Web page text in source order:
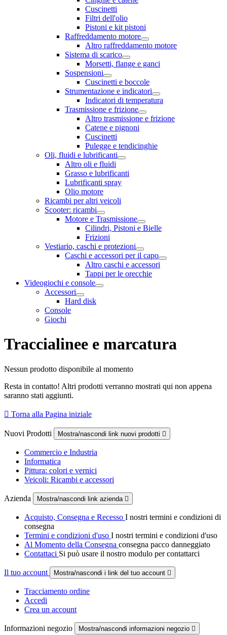
Cuscinetti
Filtri dell'olio
Pistoni e kit pistoni
Raffreddamento motore
Altro raffreddamento motore
Sistema di scarico
Morsetti, flange e ganci
Sospensioni
Cuscinetti e boccole
Strumentazione e indicatori
Indicatori di temperatura
Trasmissione e frizione
Altro trasmissione e frizione
Catene e pignoni
Cuscinetti
Pulegge e tendicinghie
Oli, fluidi e lubrificanti
Altro oli e fluidi
Grasso e lubrificanti
Lubrificanti spray
Olio motore
Ricambi per altri veicoli
Scooter: ricambi
Motore e Trasmissione
Cilindri, Pistoni e Bielle
Frizioni
Vestiario, caschi e protezioni
Caschi e accessori per il capo
Altro caschi e accessori
Tappi per le orecchie
Videogiochi e console
Accessori
Hard disk
Console
Giochi
Traccialinee e marcatura
Nessun prodotto disponibile al momento
Resta in contatto! Altri prodotti verranno mostrati qui non appena
saranno stati aggiunti.
 Torna alla Pagina iniziale
Nuovi Prodotti Mostra/nascondi link nuovi prodotti 
Commercio e Industria
Informatica
Pittura: colori e vernici
Veicoli: Ricambi e accessori
Azienda Mostra/nascondi link azienda 
Acquisto, Consegna e Recesso I nostri termini e condizioni di
consegna
Termini e condizioni d'uso I nostri termini e condizioni d'uso
Al Momento della Consegna consegna pacco danneggiato
Contattaci Si può usare il nostro modulo per contattarci
Il tuo account Mostra/nascondi i link del tuo account 
Tracciamento ordine
Accedi
Crea un account
Informazioni negozio Mostra/nascondi informazioni negozio 